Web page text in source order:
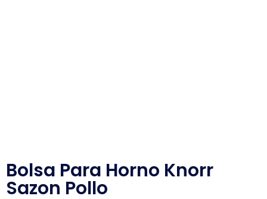
Bolsa Para Horno Knorr
Sazon Pollo